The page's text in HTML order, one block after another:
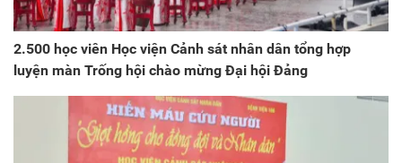
2.500 học viên Học viện Cảnh sát nhân dân tổng hợp
luyện màn Trống hội chào mừng Đại hội Đảng